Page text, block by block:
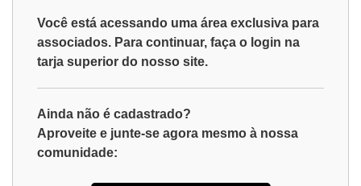
Você está acessando uma área exclusiva para
associados. Para continuar, faça o login na
tarja superior do nosso site.
Ainda não é cadastrado?
Aproveite e junte-se agora mesmo à nossa
comunidade: